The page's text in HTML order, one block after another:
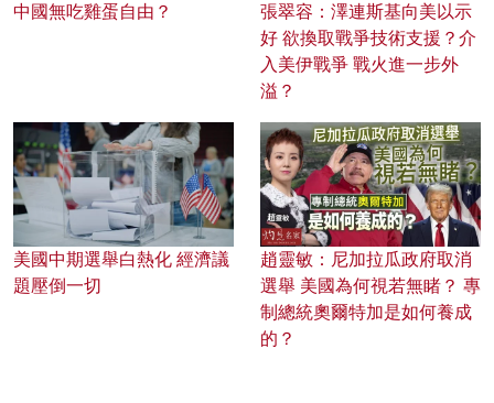
中國無吃雞蛋自由？
張翠容：澤連斯基向美以示
好 欲換取戰爭技術支援？介
入美伊戰爭 戰火進一步外
溢？
美國中期選舉白熱化 經濟議
題壓倒一切
趙靈敏：尼加拉瓜政府取消
選舉 美國為何視若無睹？ 專
制總統奧爾特加是如何養成
的？